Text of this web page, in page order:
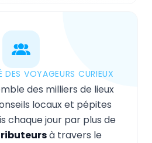
VOYAGEURS CURIEUX
des milliers de lieux
locaux et pépites
chaque jour par plus de
à travers le